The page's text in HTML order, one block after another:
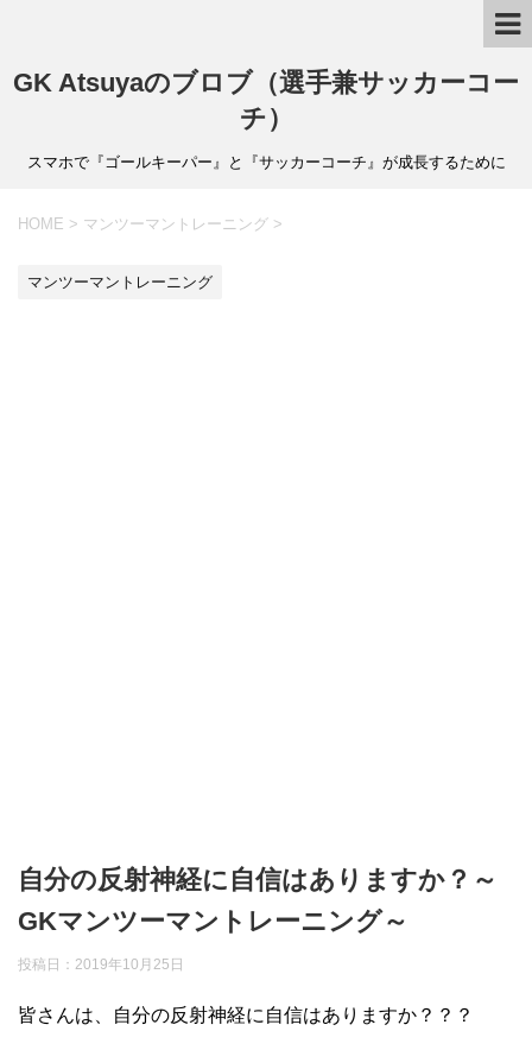
GK Atsuyaのブロブ（選手兼サッカーコー
チ）
スマホで『ゴールキーパー』と『サッカーコーチ』が成長するために
HOME > マンツーマントレーニング >
マンツーマントレーニング
自分の反射神経に自信はありますか？～
GKマンツーマントレーニング～
投稿日： 2019年10月25日
皆さんは、自分の反射神経に自信はありますか？？？